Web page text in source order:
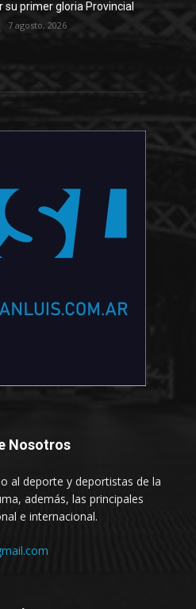
su primer gloria Provincial
7 agosto, 2026
Nosotros
al deporte y deportistas de la
además, las principales
e internacional.